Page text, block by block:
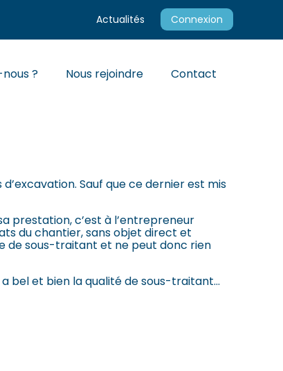
Actualités Connexion
? Nous rejoindre Contact
Sauf que ce dernier est mis
prestation, c’est à l’entrepreneur
du chantier, sans objet direct et
de sous-traitant et ne peut donc rien
bel et bien la qualité de sous-traitant…